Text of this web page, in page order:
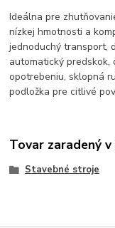
Ideálna pre
nízkej hmotnosti a
jednoduchý transport,
automatický
opotrebeniu, sklopná
podložka pre citlivé
Tovar zaradený
Stavebné stroje